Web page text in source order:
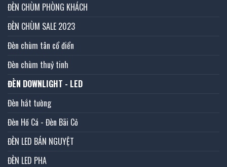
ĐÈN CHÙM PHÒNG KHÁCH
ĐÈN CHÙM SALE 2023
Đèn chùm tân cổ điển
Đèn chùm thuỷ tinh
ĐÈN DOWNLIGHT - LED
Đèn hắt tường
Đèn Hồ Cá - Đèn Bãi Cỏ
ĐÈN LED BÁN NGUYỆT
ĐÈN LED PHA